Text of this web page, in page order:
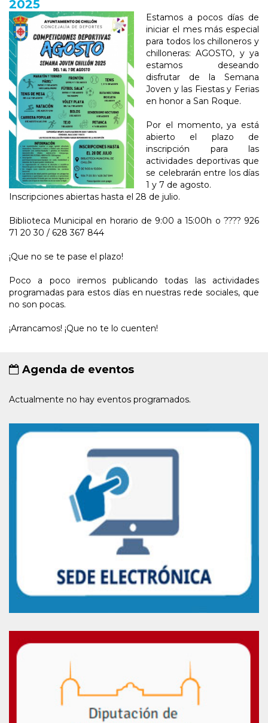
2025
Estamos a pocos días de
iniciar el mes más especial
para todos los chilloneros y
chilloneras: AGOSTO, y ya
estamos deseando
disfrutar de la Semana
Joven y las Fiestas y Ferias
en honor a San Roque.
Por el momento, ya está
abierto el plazo de
inscripción para las
actividades deportivas que
se celebrarán entre los días
1 y 7 de agosto.
Inscripciones abiertas hasta el 28 de julio.
Biblioteca Municipal en horario de 9:00 a 15:00h o ???? 926
71 20 30 / 628 367 844
¡Que no se te pase el plazo!
Poco a poco iremos publicando todas las actividades
programadas para estos días en nuestras rede sociales, que
no son pocas.
¡Arrancamos! ¡Que no te lo cuenten!
Agenda de eventos
Actualmente no hay eventos programados.